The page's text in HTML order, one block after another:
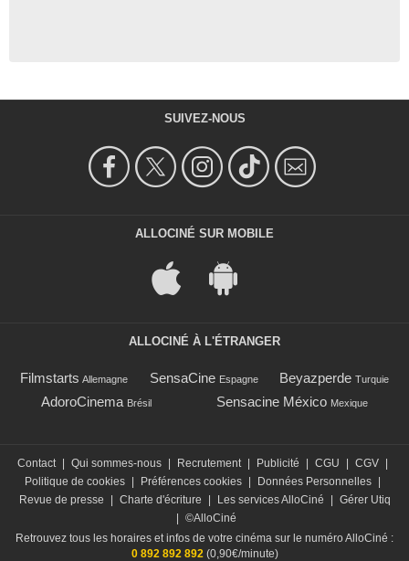
SUIVEZ-NOUS
ALLOCINÉ SUR MOBILE
ALLOCINÉ À L'ÉTRANGER
Filmstarts Allemagne SensaCine Espagne Beyazperde Turquie
AdoroCinema Brésil Sensacine México Mexique
Contact | Qui sommes-nous | Recrutement | Publicité | CGU | CGV |
Politique de cookies | Préférences cookies | Données Personnelles |
Revue de presse
| Charte d'écriture | Les services AlloCiné | Gérer Utiq
| ©AlloCiné
Retrouvez tous les horaires et infos de votre cinéma sur le numéro AlloCiné :
0 892 892 892 (0,90€/minute)